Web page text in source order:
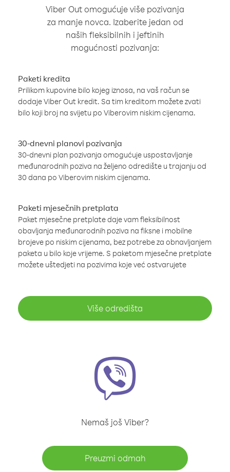
Viber Out omogućuje više pozivanja
za manje novca. Izaberite jedan od
naših fleksibilnih i jeftinih
mogućnosti pozivanja:
Paketi kredita
Prilikom kupovine bilo kojeg iznosa, na vaš račun se
dodaje Viber Out kredit. Sa tim kreditom možete zvati
bilo koji broj na svijetu po Viberovim niskim cijenama.
30-dnevni planovi pozivanja
30-dnevni plan pozivanja omogućuje uspostavljanje
međunarodnih poziva na željeno odredište u trajanju od
30 dana po Viberovim niskim cijenama.
Paketi mjesečnih pretplata
Paket mjesečne pretplate daje vam fleksibilnost
obavljanja međunarodnih poziva na fiksne i mobilne
brojeve po niskim cijenama, bez potrebe za obnavljanjem
paketa u bilo koje vrijeme. S paketom mjesečne pretplate
možete uštedjeti na pozivima koje već ostvarujete
Više odredišta
Nemaš još Viber?
Preuzmi odmah